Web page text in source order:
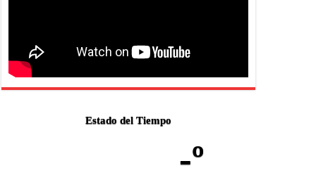
Estado del Tiempo
-º